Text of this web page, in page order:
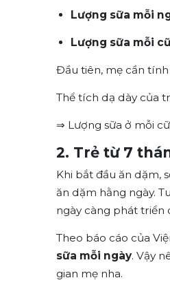
Lượng sữa mỗi
Lượng sữa mỗi
Đầu tiên, mẹ cần
Thể tích dạ dày của
⇒ Lượng sữa ở mỗi
2. Trẻ từ 7
Khi bắt đầu ăn dặm,
ăn dặm hằng ngày.
ngày càng phát triển
Theo báo cáo của
sữa mỗi ngày. Vậy
gian mẹ nha.